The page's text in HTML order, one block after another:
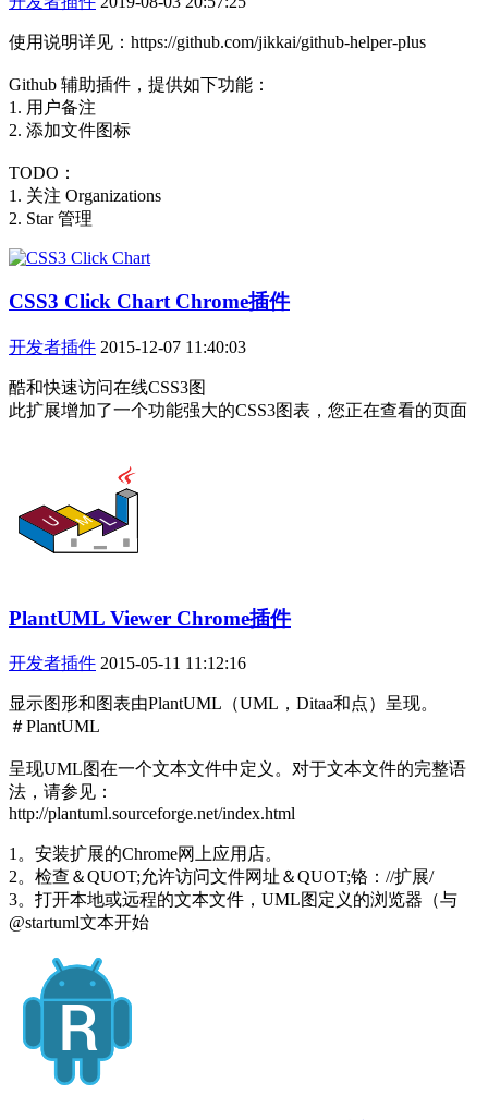
使用说明详见：https://github.com/jikkai/github-helper-plus
Github 辅助插件，提供如下功能：
1. 用户备注
2. 添加文件图标
TODO：
1. 关注 Organizations
2. Star 管理
CSS3 Click Chart Chrome插件
开发者插件 2015-12-07 11:40:03
酷和快速访问在线CSS3图
此扩展增加了一个功能强大的CSS3图表，您正在查看的页面
PlantUML Viewer Chrome插件
开发者插件 2015-05-11 11:12:16
显示图形和图表由PlantUML（UML，Ditaa和点）呈现。
＃PlantUML
呈现UML图在一个文本文件中定义。对于文本文件的完整语
法，请参见：
http://plantuml.sourceforge.net/index.html
1。安装扩展的Chrome网上应用店。
2。检查＆QUOT;允许访问文件网址＆QUOT;铬：//扩展/
3。打开本地或远程的文本文件，UML图定义的浏览器（与
@startuml文本开始